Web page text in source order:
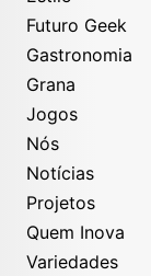
Futuro Geek
Gastronomia
Grana
Jogos
Nós
Notícias
Projetos
Quem Inova
Variedades